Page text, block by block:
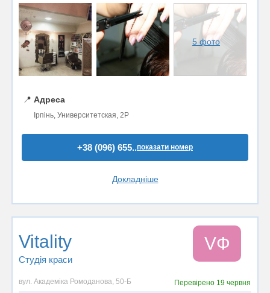
5 фото
📍 Адреса
Ірпінь, Университетская, 2Р
+38 (096) 655..показати номер
Докладніше
Vitality
Студія краси
VФ
вул. Академіка Ромоданова, 50-Б Перевірено 19 червня